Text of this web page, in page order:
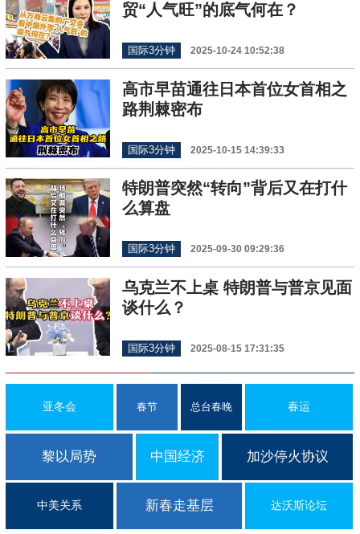
贸“人气旺”的底气何在？
国际3分钟 2025-10-24 10:52:38
高市早苗通往日本首位女首相之
路荆棘密布
国际3分钟 2025-10-15 14:39:33
特朗普突然“转向”背后又在打什
么算盘
国际3分钟 2025-09-30 09:29:36
乌克兰不上桌 特朗普与普京见面
谈什么？
国际3分钟 2025-08-15 17:31:35
亚冬会 春节 总台春晚 春运
黎以局势 中国经济 加沙停火协议
中美关系 新春走基层 达沃斯论坛